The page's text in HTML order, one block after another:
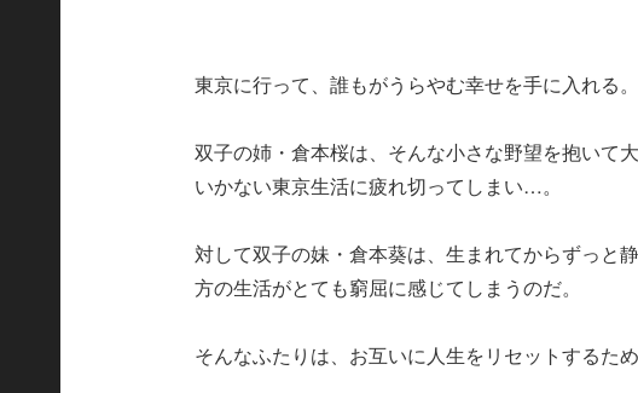
東京に行って、誰もがうらやむ幸せを手に入れる。
双子の姉・倉本桜は、そんな小さな野望を抱いて
いかない東京生活に疲れ切ってしまい…。
対して双子の妹・倉本葵は、生まれてからずっと
方の生活がとても窮屈に感じてしまうのだ。
そんなふたりは、お互いに人生をリセットするた